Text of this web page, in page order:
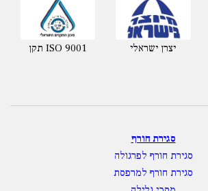
תקן ISO 9001 יצרן ישראלי
סגירת חורף לפרגולה
סגירת חורף למרפסת
מסכי גלילה